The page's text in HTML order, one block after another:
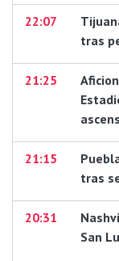
22:07
tras
21:25
21:15
tras
20:31
San